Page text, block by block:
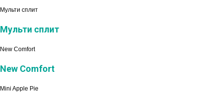
Мульти сплит
Мульти сплит
New Comfort
New Comfort
Mini Apple Pie